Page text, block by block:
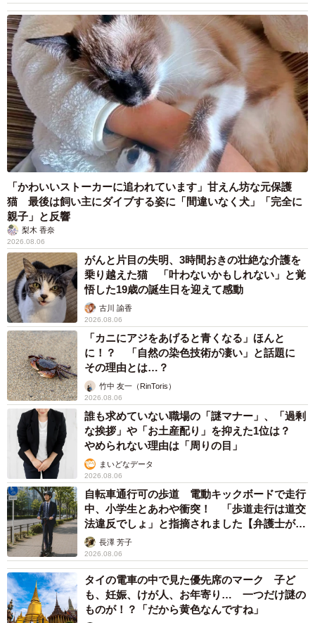
ますよ…」
中将 タカノリ
2026.08.06
1歳息子が腕を亜脱臼 「奥さん、専業主婦な
のに」と夫の後輩から一言 母は泣きながら対
応し必死だった 何年もたった今もたまに思い
出し…山岡 もと子
2026.08.06
子どもの学校外の学習時間が11年で2割減少
「家庭学習0分層」が約半数に達する深刻な実
態と広がる学習格差
まいどなニュース情報部
「事故物件」という言葉のイメージにとらわれていませんか？
不動産業者が語る「物件の可能性」を閉ざさないために必要な
こと
平藤 清刀
2026.08.06
東京・千代田区の中央線高架に心ない落書き
歴史ある昌平橋架道橋の被害に怒りの声 「何
も分かってないし、センスも古い」「罰則強化
して」中将 タカノリ
2026.08.06
もしかすると「下山ダッシュ」 リニア中央新
幹線の長野県駅 在来線との乗り継ぎなし→な
ら走れば間に合うんじゃない？ 惜しい位置関
係が反響
中将 タカノリ
2026.08.06
「なんじゃこりゃ！」「ロボ？」大阪・梅田に
そびえる物体の正体は？ 昭和の遺産を調査し